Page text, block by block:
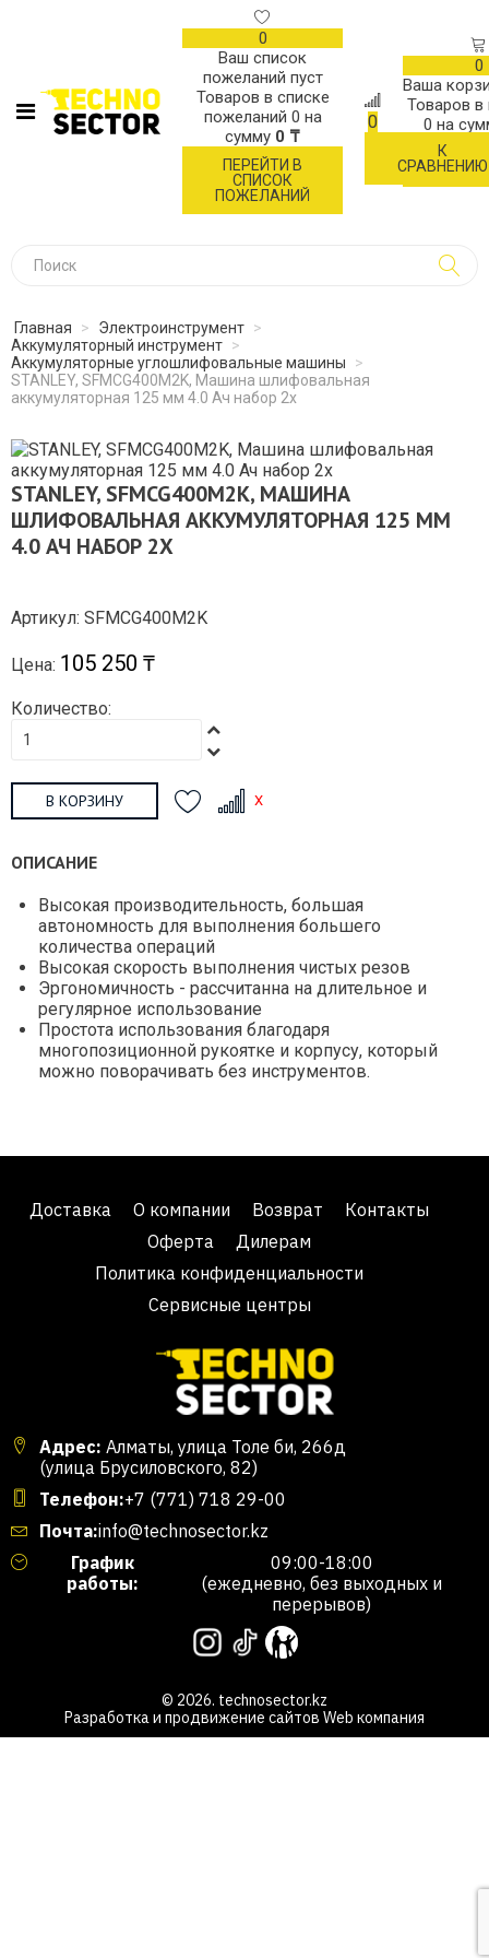
0
Ваш список
пожеланий пуст
Товаров в списке
пожеланий 0 на
сумму 0 ₸
ПЕРЕЙТИ В
СПИСОК
ПОЖЕЛАНИЙ
0
К
СРАВНЕНИЮ
0
Ваша
Товаров в
0 на
Главная > Электроинструмент >
Аккумуляторный инструмент >
Аккумуляторные углошлифовальные машины
>
STANLEY, SFMCG400M2K, Машина шлифовальная
аккумуляторная 125 мм 4.0 Ач набор 2х
STANLEY, SFMCG400M2K, МАШИНА
ШЛИФОВАЛЬНАЯ АККУМУЛЯТОРНАЯ 125 ММ
4.0 АЧ НАБОР 2Х
Артикул: SFMCG400M2K
Цена: 105 250 ₸
Количество:
В КОРЗИНУ
ОПИСАНИЕ
Высокая производительность, большая
автономность для выполнения большего
количества операций
Высокая скорость выполнения чистых резов
Эргономичность - рассчитанна на длительное и
регулярное использование
Простота использования благодаря
многопозиционной рукоятке и корпусу, который
можно поворачивать без инструментов.
Доставка О компании Возврат
Контакты
Оферта
Дилерам
Политика конфиденциальности
Сервисные центры
Адрес: Алматы, улица Толе би, 266д
(улица Брусиловского, 82)
Телефон:+7 (771) 718 29-00
Почта:info@technosector.kz
График
работы:
09:00-18:00
(ежедневно, без выходных и
перерывов)
© 2026. technosector.kz
Разработка и продвижение сайтов Web компания